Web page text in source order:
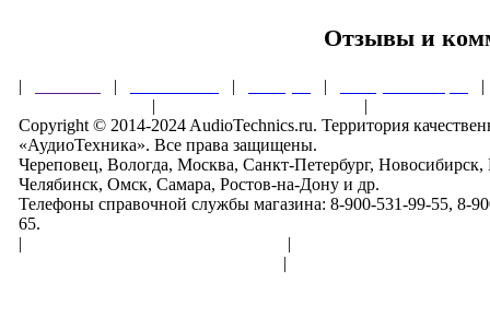
Отзывы и
| | | |
|
|
Copyright © 2014-2024 AudioTechnics.ru. Территория
«АудиоТехника». Все права защищены.
Череповец, Вологда, Москва, Санкт-Петербург,
Челябинск, Омск, Самара, Ростов-на-Дону и др.
Телефоны справочной службы магазина: 8-900-531-99-55, 8-
65.
|
|
|